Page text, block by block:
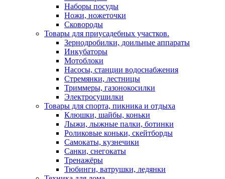
Наборы посуды
Ножи, ножеточки
Сковороды
Товары для приусадебных участков.
Зернодробилки, доильные аппараты
Инкубаторы
Мотоблоки
Насосы, станции водоснабжения
Стремянки, лестницы
Триммеры, газонокосилки
Электросушилки
Товары для спорта, пикника и отдыха
Клюшки, шайбы, коньки
Лыжи, лыжные палки, ботинки
Роликовые коньки, скейтборды
Самокаты, кузнечики
Санки, снегокаты
Тренажёры
Тюбинги, ватрушки, ледянки